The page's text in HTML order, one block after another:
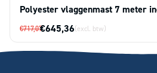
Polyester vlaggenmast 7 meter
€717,07€645,36(excl. btw)